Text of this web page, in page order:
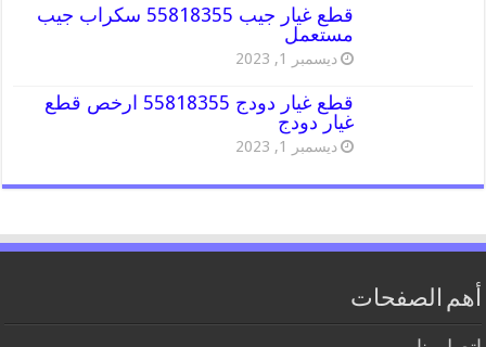
قطع غيار جيب 55818355 سكراب جيب
مستعمل
ديسمبر 1, 2023
قطع غيار دودج 55818355 ارخص قطع
غيار دودج
ديسمبر 1, 2023
أهم الصفحات